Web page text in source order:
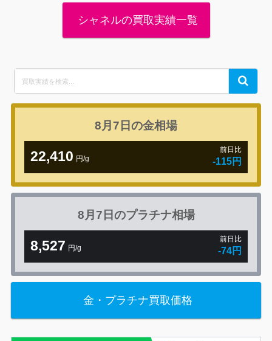
シャネルの買取実績一覧
for:
Search
8月7日の金相場
22,410 円/g
前日比
-115円
8月7日のプラチナ相場
8,527 円/g
前日比
-74円
金・プラチナ買取価格